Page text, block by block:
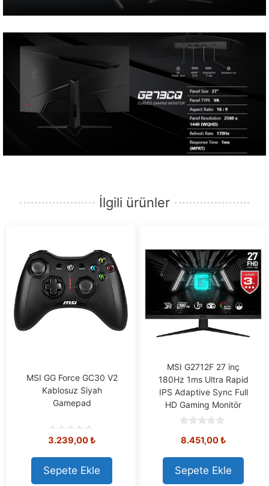
İlgili ürünler
MSI GG Force GC30 V2
Kablosuz Siyah
Gamepad
0
u
t
o
f
3.239,00₺
Sepete Ekle
MSI G2712F 27 inç
180Hz 1ms Ultra Rapid
IPS Adaptive Sync Full
HD Gaming Monitör
o
t
o
f
5
8.451,00₺
Sepete Ekle